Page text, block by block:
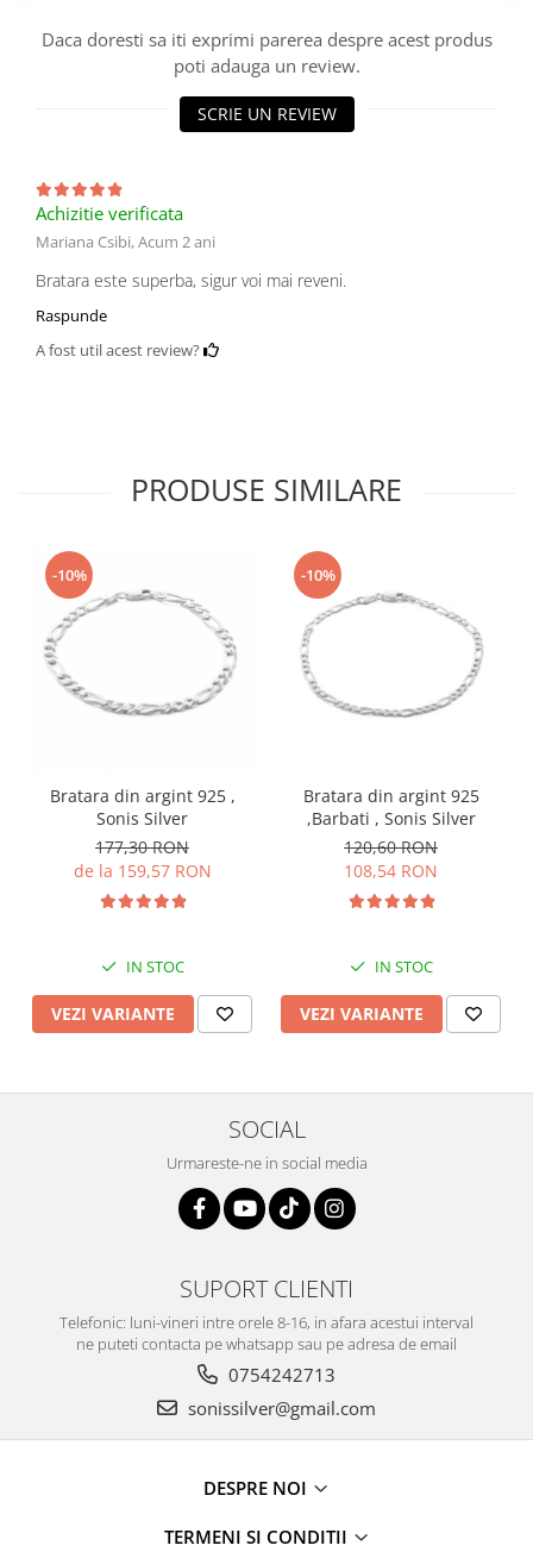
Daca doresti sa iti exprimi parerea despre acest produs
poti adauga un review.
SCRIE UN REVIEW
Achizitie verificata
Mariana Csibi,Acum 2 ani
Bratara este superba, sigur voi mai reveni.
Raspunde
A fost util acest review?
PRODUSE SIMILARE
-10%
Bratara din argint 925 ,
Sonis Silver
177,30 RON
de la 159,57 RON
IN STOC
VEZI VARIANTE
-10%
Bratara din argint 925
,Barbati , Sonis Silver
120,60 RON
108,54 RON
IN STOC
VEZI VARIANTE
SOCIAL
Urmareste-ne in social media
SUPORT CLIENTI
Telefonic: luni-vineri intre orele 8-16, in afara acestui interval
ne puteti contacta pe whatsapp sau pe adresa de email
0754242713
sonissilver@gmail.com
DESPRE NOI
TERMENI SI CONDITII